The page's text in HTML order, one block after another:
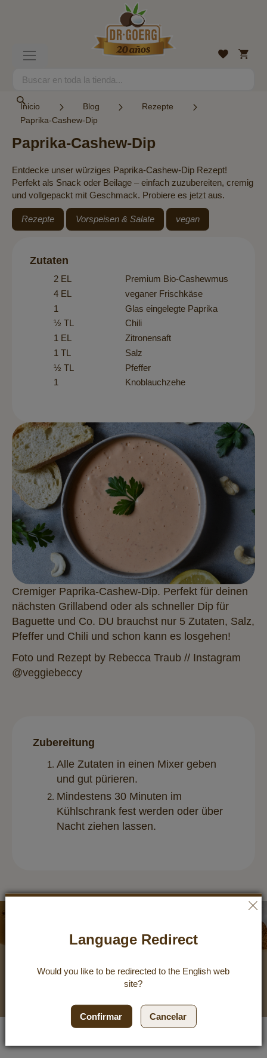
Search
Lista
Mi
cesta
Inicio Blog
Rezepte
Paprika-Cashew-Dip
Paprika-Cashew-Dip
Entdecke unser würziges Paprika-Cashew-Dip Rezept!
Perfekt als Snack oder Beilage – einfach zuzubereiten, cremig
und vollgepackt mit Geschmack. Probiere es jetzt aus.
Rezepte Vorspeisen & Salate vegan
Zutaten
2 EL
Premium Bio-Cashewmus
4 EL
veganer Frischkäse
1
Glas eingelegte Paprika
½ TL
Chili
1 EL
Zitronensaft
1 TL
Salz
½ TL
Pfeffer
1
Knoblauchzehe
Cremiger Paprika-Cashew-Dip. Perfekt für deinen
nächsten Grillabend oder als schneller Dip für
Baguette und Co. DU brauchst nur 5 Zutaten, Salz,
Pfeffer und Chili und schon kann es losgehen!
Foto und Rezept by Rebecca Traub // Instagram
@veggiebeccy
Zubereitung
Alle Zutaten in einen Mixer geben
und gut pürieren.
Mindestens 30 Minuten im
Kühlschrank fest werden oder über
Nacht ziehen lassen.
10 %
Cupón
Language Redirect
Would you like to be redirected to the English web
site?
Confirmar Cancelar